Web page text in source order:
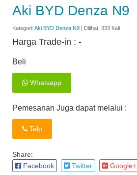
Aki BYD Denza N9
Kategori: Aki BYD Denza N9 | Dilihat: 333 Kali
Harga Trade-in : -
Beli
Whatsapp
Pemesanan Juga dapat melalui :
Telp
Share:
Facebook
Twitter Google+